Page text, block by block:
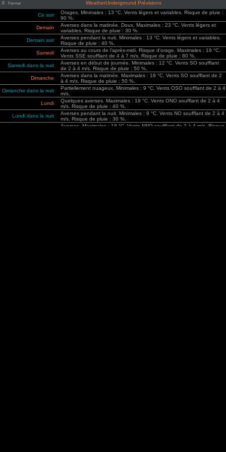
X Fermer WeatherUnderground Prévisions
Ce soir
Orages. Minimales : 13 °C. Vents légers et variables. Risque de pluie :
90 %.
Demain
Averses dans la matinée. Doux. Maximales : 23 °C. Vents légers et
variables. Risque de pluie : 30 %.
Demain soir
Averses pendant la nuit. Minimales : 13 °C. Vents légers et variables.
Risque de pluie : 40 %.
Samedi
Averses au cours de l'après-midi. Risque d'orage. Maximales : 19 °C.
Vents SSE soufflant de 4 à 7 m/s. Risque de pluie : 80 %.
Samedi dans la nuit
Averses en début de journée. Minimales : 12 °C. Vents SO soufflant
de 2 à 4 m/s. Risque de pluie : 50 %.
Dimanche
Averses dans la matinée. Maximales : 19 °C. Vents SO soufflant de 2
à 4 m/s. Risque de pluie : 50 %.
Dimanche dans la nuit
Partiellement nuageux. Minimales : 9 °C. Vents OSO soufflant de 2 à 4
m/s.
Lundi
Quelques averses. Maximales : 19 °C. Vents ONO soufflant de 2 à 4
m/s. Risque de pluie : 40 %.
Lundi dans la nuit
Averses pendant la nuit. Minimales : 9 °C. Vents NO soufflant de 2 à 4
m/s. Risque de pluie : 30 %.
Averses. Maximales : 18 °C. Vents NNO soufflant de 2 à 4 m/s. Risque